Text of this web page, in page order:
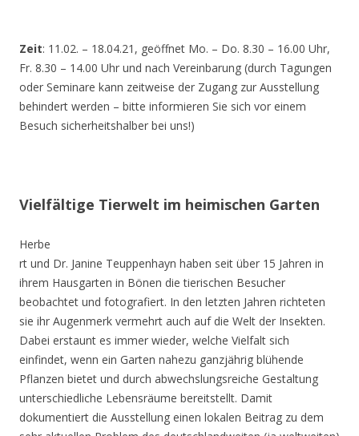
Zeit: 11.02. – 18.04.21, geöffnet Mo. – Do. 8.30 – 16.00 Uhr,
Fr. 8.30 – 14.00 Uhr und nach Vereinbarung (durch Tagungen
oder Seminare kann zeitweise der Zugang zur Ausstellung
behindert werden – bitte informieren Sie sich vor einem
Besuch sicherheitshalber bei uns!)
Vielfältige Tierwelt im heimischen Garten
Herbe
rt und Dr. Janine Teuppenhayn haben seit über 15 Jahren in
ihrem Hausgarten in Bönen die tierischen Besucher
beobachtet und fotografiert. In den letzten Jahren richteten
sie ihr Augenmerk vermehrt auch auf die Welt der Insekten.
Dabei erstaunt es immer wieder, welche Vielfalt sich
einfindet, wenn ein Garten nahezu ganzjährig blühende
Pflanzen bietet und durch abwechslungsreiche Gestaltung
unterschiedliche Lebensräume bereitstellt. Damit
dokumentiert die Ausstellung einen lokalen Beitrag zu dem